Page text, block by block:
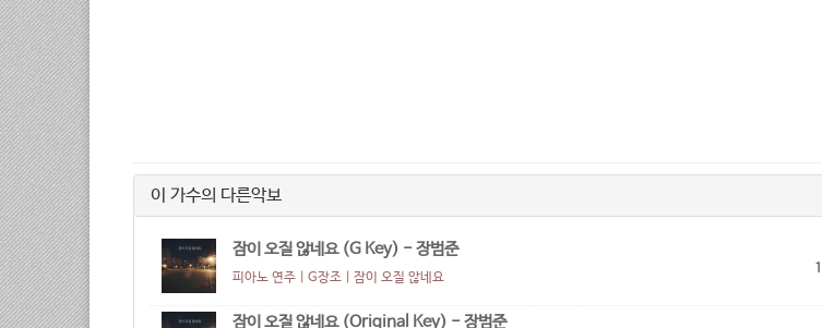
이 가수의 다른악보
잠이 오질 않네요 (G Key) - 장범준
피아노 연주 | G장조 | 잠이 오질 않네요
잠이 오질 않네요 (Original Key) - 장범준